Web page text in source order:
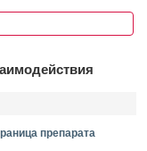
препарата